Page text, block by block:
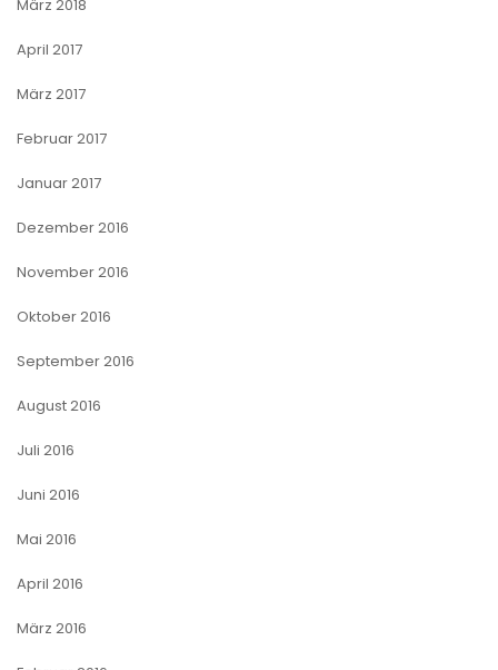
März 2018
April 2017
März 2017
Februar 2017
Januar 2017
Dezember 2016
November 2016
Oktober 2016
September 2016
August 2016
Juli 2016
Juni 2016
Mai 2016
April 2016
März 2016